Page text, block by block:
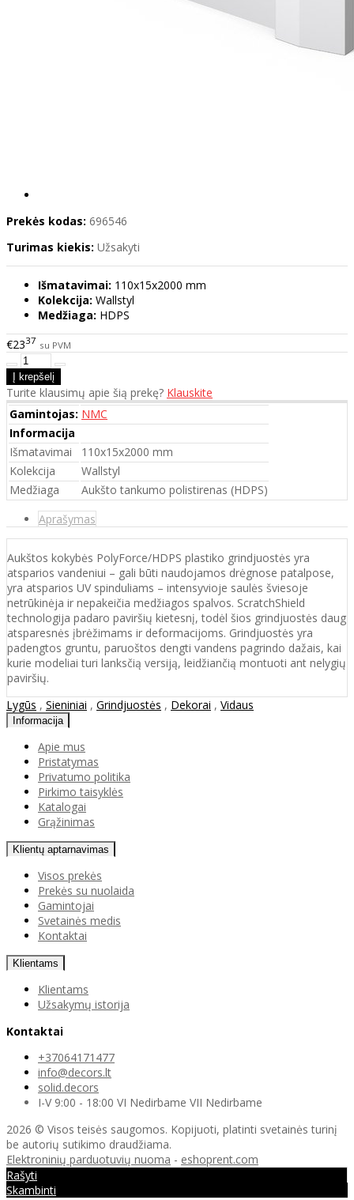
Prekės kodas: 696546
Turimas kiekis: Užsakyti
Išmatavimai: 110x15x2000 mm
Kolekcija: Wallstyl
Medžiaga: HDPS
€2337 su PVM
Turite klausimų apie šią prekę? Klauskite
Gamintojas: NMC
Informacija
Išmatavimai
110x15x2000 mm
Kolekcija
Wallstyl
Medžiaga
Aukšto tankumo polistirenas (HDPS)
Aprašymas
Aukštos kokybės PolyForce/HDPS plastiko grindjuostės yra
atsparios vandeniui – gali būti naudojamos drėgnose patalpose,
yra atsparios UV spinduliams – intensyvioje saulės šviesoje
netrūkinėja ir nepakeičia medžiagos spalvos. ScratchShield
technologija padaro paviršių kietesnį, todėl šios grindjuostės daug
atsparesnės įbrėžimams ir deformacijoms. Grindjuostės yra
padengtos gruntu, paruoštos dengti vandens pagrindo dažais, kai
kurie modeliai turi lanksčią versiją, leidžiančią montuoti ant nelygių
paviršių.
Lygūs , Sieniniai , Grindjuostės , Dekorai , Vidaus
Informacija
Apie mus
Pristatymas
Privatumo politika
Pirkimo taisyklės
Katalogai
Grąžinimas
Klientų aptarnavimas
Visos prekės
Prekės su nuolaida
Gamintojai
Svetainės medis
Kontaktai
Klientams
Klientams
Užsakymų istorija
Kontaktai
+37064171477
info@decors.lt
solid.decors
I-V 9:00 - 18:00 VI Nedirbame VII Nedirbame
2026 © Visos teisės saugomos. Kopijuoti, platinti svetainės turinį
be autorių sutikimo draudžiama.
Elektroninių parduotuvių nuoma - eshoprent.com
Rašyti
Skambinti